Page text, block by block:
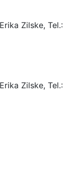
Zilske, Tel.:
Zilske, Tel.: